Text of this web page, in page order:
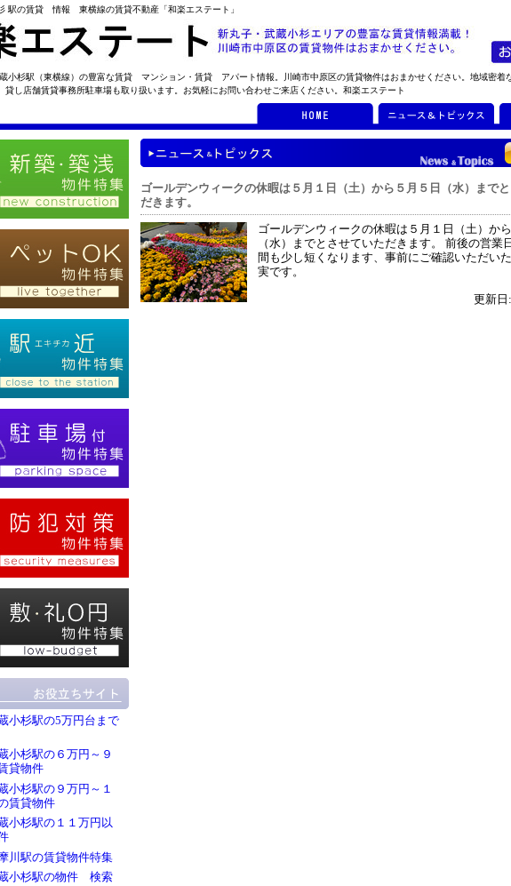
駅の賃貸 情報 東横線の賃貸不動産「和楽エステート」
小杉駅（東横線）の豊富な賃貸 マンション・賃貸 アパート情報。川崎市中原区の賃貸物件はおまかせください。地域密着
貸し店舗賃貸事務所駐車場も取り扱います。お気軽にお問い合わせご来店ください。和楽エステート
小杉駅の5万円台まで
小杉駅の６万円～９
貸物件
小杉駅の９万円～１
賃貸物件
小杉駅の１１万円以
川駅の賃貸物件特集
小杉駅の物件 検索
ゴールデンウィークの休暇は５月１日（土）から５月５日（水）まで
だきます。
ゴールデンウィークの休暇は５月１日（土）か
（水）までとさせていただきます。 前後の営業
間も少し短くなります、事前にご確認いただい
実です。
更新